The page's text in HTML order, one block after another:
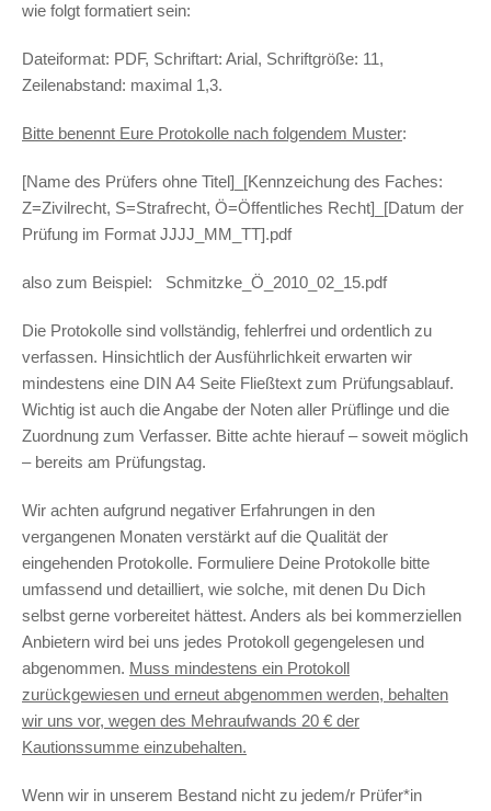
wie folgt formatiert sein:
Dateiformat: PDF, Schriftart: Arial, Schriftgröße: 11,
Zeilenabstand: maximal 1,3.
Bitte benennt Eure Protokolle nach folgendem Muster:
[Name des Prüfers ohne Titel]_[Kennzeichung des Faches:
Z=Zivilrecht, S=Strafrecht, Ö=Öffentliches Recht]_[Datum der
Prüfung im Format JJJJ_MM_TT].pdf
also zum Beispiel: Schmitzke_Ö_2010_02_15.pdf
Die Protokolle sind vollständig, fehlerfrei und ordentlich zu
verfassen. Hinsichtlich der Ausführlichkeit erwarten wir
mindestens eine DIN A4 Seite Fließtext zum Prüfungsablauf.
Wichtig ist auch die Angabe der Noten aller Prüflinge und die
Zuordnung zum Verfasser. Bitte achte hierauf – soweit möglich
– bereits am Prüfungstag.
Wir achten aufgrund negativer Erfahrungen in den
vergangenen Monaten verstärkt auf die Qualität der
eingehenden Protokolle. Formuliere Deine Protokolle bitte
umfassend und detailliert, wie solche, mit denen Du Dich
selbst gerne vorbereitet hättest. Anders als bei kommerziellen
Anbietern wird bei uns jedes Protokoll gegengelesen und
abgenommen. Muss mindestens ein Protokoll
zurückgewiesen und erneut abgenommen werden, behalten
wir uns vor, wegen des Mehraufwands 20 € der
Kautionssumme einzubehalten.
Wenn wir in unserem Bestand nicht zu jedem/r Prüfer*in